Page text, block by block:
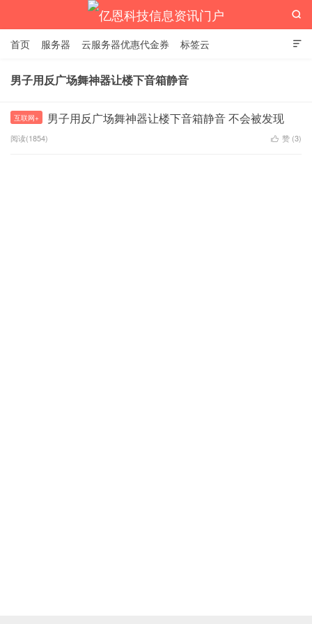
亿恩科技信息资讯门户

首页 服务器 云服务器优惠代金券 标签云

男子用反广场舞神器让楼下音箱静音
互联网+ 男子用反广场舞神器让楼下音箱静音 不会被发现
阅读(1854)  赞 (3)